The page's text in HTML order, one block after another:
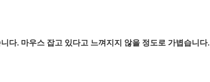
다. 마우스 잡고 있다고 느껴지지 않을 정도로 가볍습니다.